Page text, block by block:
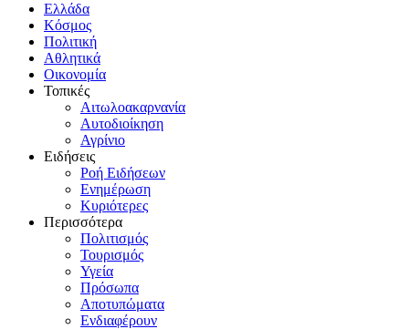
Ελλάδα
Κόσμος
Πολιτική
Αθλητικά
Οικονομία
Τοπικές
Αιτωλοακαρνανία
Αυτοδιοίκηση
Αγρίνιο
Ειδήσεις
Ροή Ειδήσεων
Ενημέρωση
Κυριότερες
Περισσότερα
Πολιτισμός
Τουρισμός
Υγεία
Πρόσωπα
Αποτυπώματα
Ενδιαφέρουν